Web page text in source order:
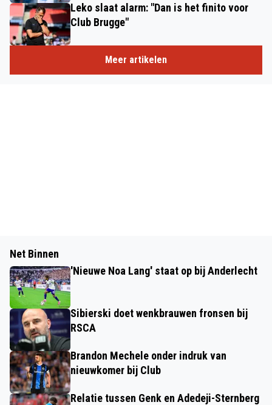
Leko slaat alarm: "Dan is het finito voor
Club Brugge"
Meer artikelen
Net Binnen
'Nieuwe Noa Lang' staat op bij Anderlecht
Sibierski doet wenkbrauwen fronsen bij
RSCA
Brandon Mechele onder indruk van
nieuwkomer bij Club
Relatie tussen Genk en Adedeji-Sternberg